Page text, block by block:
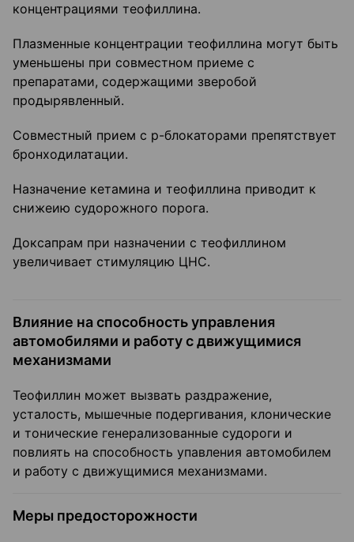
концентрациями теофиллина.
Плазменные концентрации теофиллина могут быть
уменьшены при совместном приеме с
препаратами, содержащими зверобой
продырявленный.
Совместный прием с р-блокаторами препятствует
бронходилатации.
Назначение кетамина и теофиллина приводит к
снижеию судорожного порога.
Доксапрам при назначении с теофиллином
увеличивает стимуляцию ЦНС.
Влияние на способность управления
автомобилями и работу с движущимися
механизмами
Теофиллин может вызвать раздражение,
усталость, мышечные подергивания, клонические
и тонические генерализованные судороги и
повлиять на способность упавления автомобилем
и работу с движущимися механизмами.
Меры предосторожности